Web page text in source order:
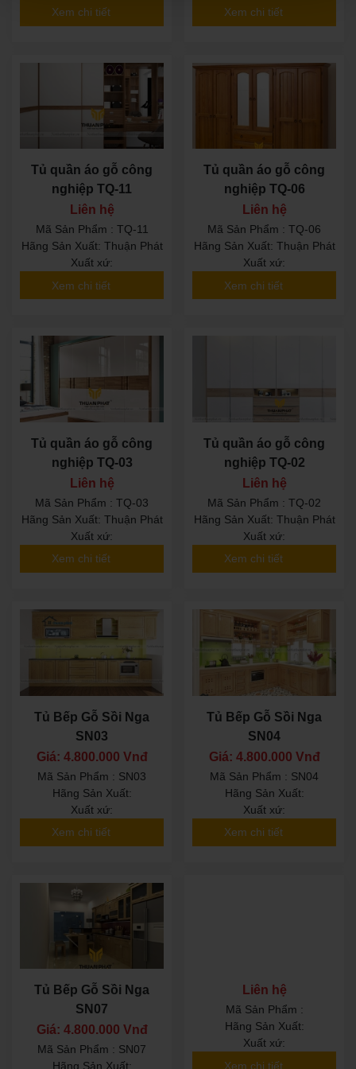
Xem chi tiết
Xem chi tiết
Tủ quần áo gỗ công
nghiệp TQ-11
Liên hệ
Mã Sản Phẩm : TQ-11
Hãng Sản Xuất: Thuận Phát
Xuất xứ:
Xem chi tiết
Tủ quần áo gỗ công
nghiệp TQ-06
Liên hệ
Mã Sản Phẩm : TQ-06
Hãng Sản Xuất: Thuận Phát
Xuất xứ:
Xem chi tiết
Tủ quần áo gỗ công
nghiệp TQ-03
Liên hệ
Mã Sản Phẩm : TQ-03
Hãng Sản Xuất: Thuận Phát
Xuất xứ:
Xem chi tiết
Tủ quần áo gỗ công
nghiệp TQ-02
Liên hệ
Mã Sản Phẩm : TQ-02
Hãng Sản Xuất: Thuận Phát
Xuất xứ:
Xem chi tiết
Tủ Bếp Gỗ Sồi Nga
SN03
Giá: 4.800.000 Vnđ
Mã Sản Phẩm : SN03
Hãng Sản Xuất:
Xuất xứ:
Xem chi tiết
Tủ Bếp Gỗ Sồi Nga
SN04
Giá: 4.800.000 Vnđ
Mã Sản Phẩm : SN04
Hãng Sản Xuất:
Xuất xứ:
Xem chi tiết
Tủ Bếp Gỗ Sồi Nga
SN07
Giá: 4.800.000 Vnđ
Mã Sản Phẩm : SN07
Hãng Sản Xuất:
Liên hệ
Mã Sản Phẩm :
Hãng Sản Xuất:
Xuất xứ:
Xem chi tiết